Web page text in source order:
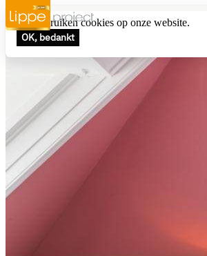
Wij gebruiken cookies op onze website.
OK, bedankt